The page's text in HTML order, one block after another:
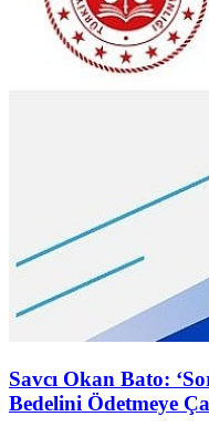
Savcı Okan Bato:
Bedelini Ödetmeye